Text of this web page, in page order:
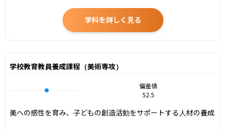
学科を詳しく見る
学校教育教員養成課程（美術専攻）
偏差値
52.5
美への感性を育み、子どもの創造活動をサポートする人材の養成